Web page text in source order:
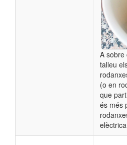
A sobre
talleu
(o en
que
és més